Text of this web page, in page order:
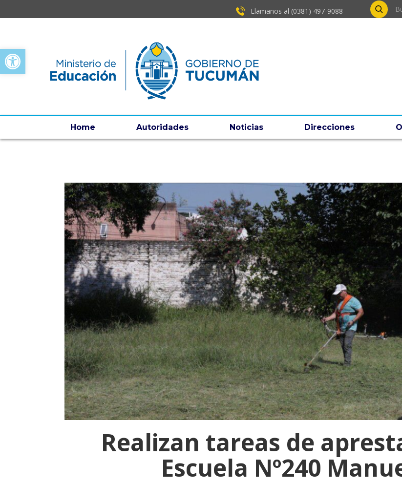
Open toolbar
Llamanos al (0381) ​497-9088
Home Autoridades Noticias Direcciones
Realizan tareas de
Escuela Nº240